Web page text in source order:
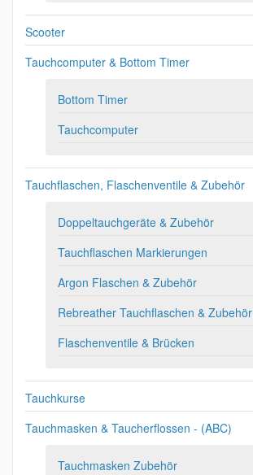
Scooter
Tauchcomputer & Bottom Timer
Bottom Timer
Tauchcomputer
Tauchflaschen, Flaschenventile & Zubehör
Doppeltauchgeräte & Zubehör
Tauchflaschen Markierungen
Argon Flaschen & Zubehör
Rebreather Tauchflaschen & Zubehör
Flaschenventile & Brücken
Tauchkurse
Tauchmasken & Taucherflossen - (ABC)
Tauchmasken Zubehör